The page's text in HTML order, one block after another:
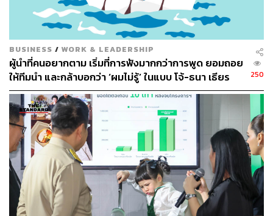
BUSINESS / WORK & LEADERSHIP
ผู้นำที่คนอยากตาม เริ่มที่การฟังมากกว่าการพูด ยอมถอย
ให้ทีมนำ และกล้าบอกว่า ‘ผมไม่รู้’ ในแบบ โจ้-ธนา เธียร
อัจฉริยะ
250